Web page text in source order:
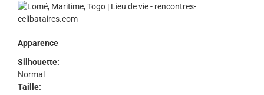
Apparence
Silhouette:
Normal
Taille: